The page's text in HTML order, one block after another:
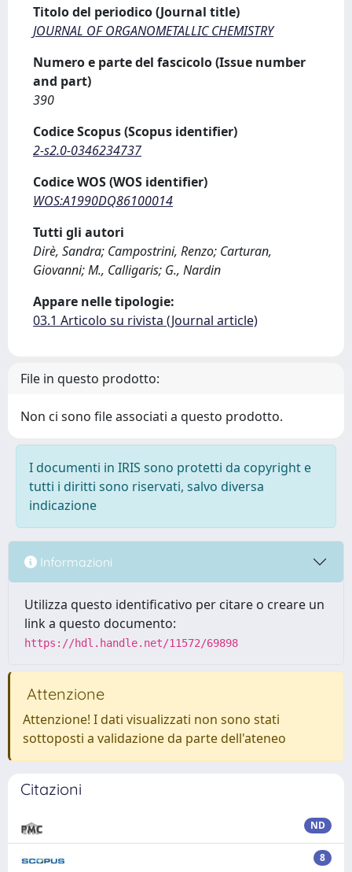
Titolo del periodico (Journal title)
JOURNAL OF ORGANOMETALLIC CHEMISTRY
Numero e parte del fascicolo (Issue number
and part)
390
Codice Scopus (Scopus identifier)
2-s2.0-0346234737
Codice WOS (WOS identifier)
WOS:A1990DQ86100014
Tutti gli autori
Dirè, Sandra; Campostrini, Renzo; Carturan,
Giovanni; M., Calligaris; G., Nardin
Appare nelle tipologie:
03.1 Articolo su rivista (Journal article)
File in questo prodotto:
Non ci sono file associati a questo prodotto.
I documenti in IRIS sono protetti da copyright e
tutti i diritti sono riservati, salvo diversa
indicazione
Informazioni
Utilizza questo identificativo per citare o creare un
link a questo documento:
https://hdl.handle.net/11572/69898
Attenzione
Attenzione! I dati visualizzati non sono stati
sottoposti a validazione da parte dell'ateneo
Citazioni
ND
8